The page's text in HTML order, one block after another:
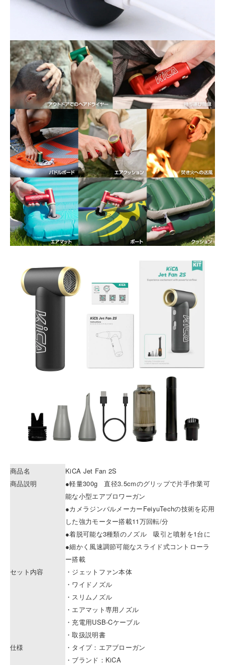
商品名
KiCA Jet Fan 2S
商品説明
●軽量300g 直径3.5cmのグリップで片手作業可
能な小型エアブロワーガン
●カメラジンバルメーカーFeiyuTechの技術を応用
した強力モーター搭載11万回転/分
●着脱可能な3種類のノズル 吸引と噴射を1台に
●細かく風速調節可能なスライド式コントローラ
ー搭載
セット内容
・ジェットファン本体
・ワイドノズル
・スリムノズル
・エアマット専用ノズル
・充電用USB-Cケーブル
・取扱説明書
仕様
・タイプ：エアブローガン
・ブランド：KiCA